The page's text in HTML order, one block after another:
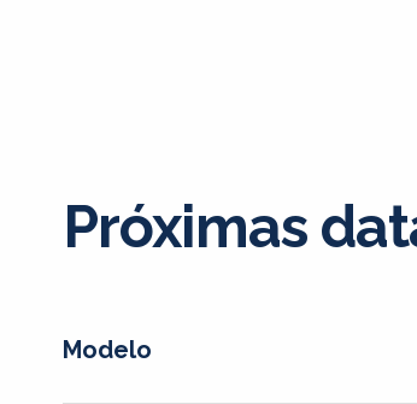
Próximas
Modelo